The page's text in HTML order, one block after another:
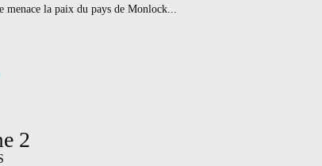
menace la paix du pays de Monlock...
2